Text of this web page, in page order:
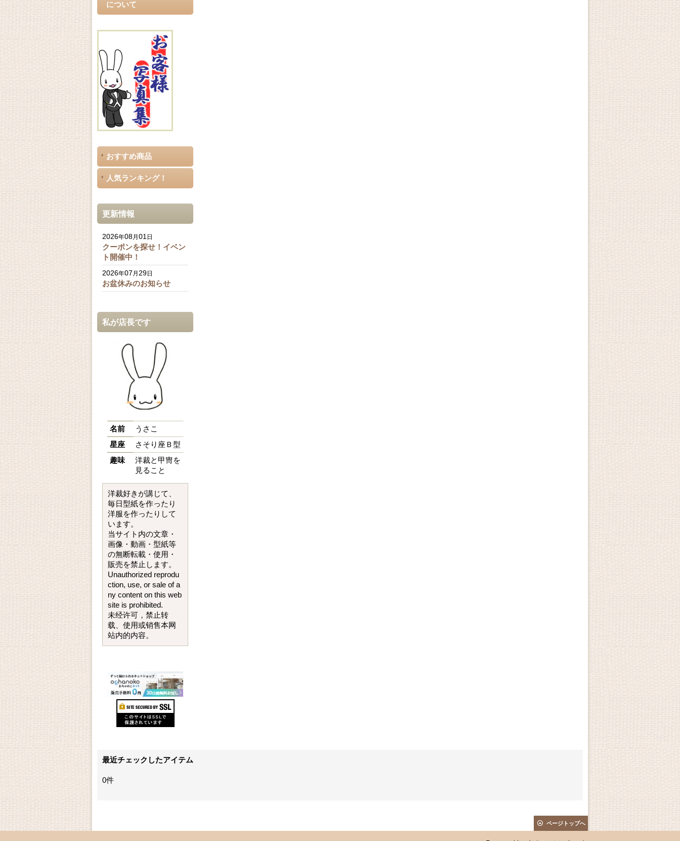
について
おすすめ商品
人気ランキング！
更新情報
2026年08月01 日
クーポンを探せ！イベン
ト開催中！
2026年07 月 29日
お盆休みのお知らせ
私が店長です
名前
うさこ
星座
さそり座Ｂ型
趣味
洋裁と甲冑を
見ること
洋裁好きが講じて、
毎日型紙を作ったり
洋服を作ったりして
います。
当サイト内の文章・
画像・動画・型紙等
の無断転載・使用・
販売を禁止します。
Unauthorized reprodu
ction, use, or sale of a
ny content on this web
site is prohibited.
未经许可，禁止转
载、使用或销售本网
站内的内容。
最近チェックしたアイテム
0件
ページトップへ